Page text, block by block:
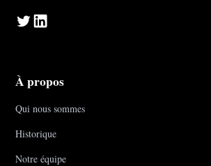
À propos
Qui nous sommes
Historique
Notre équipe